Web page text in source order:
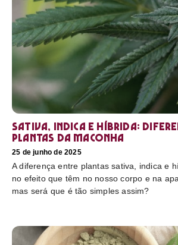
Sativa, Indica e Híbrida:
plantas da maconha
25 de junho de 2025
A diferença entre plantas sativa, indica e
no efeito que têm no nosso corpo e na
mas será que é tão simples assim?